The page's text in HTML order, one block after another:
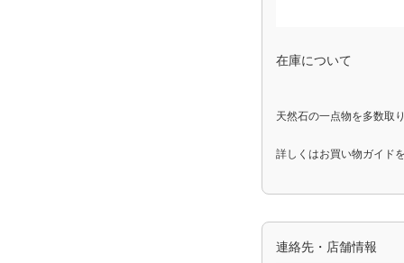
在庫について
天然石の一点物を多数取
詳しくはお買い物ガイド
連絡先・店舗情報